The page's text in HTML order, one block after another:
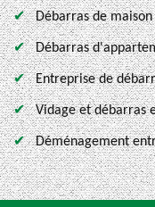
Débarras de
Débarras
Entreprise de
Vidage et débarras
Déménagement